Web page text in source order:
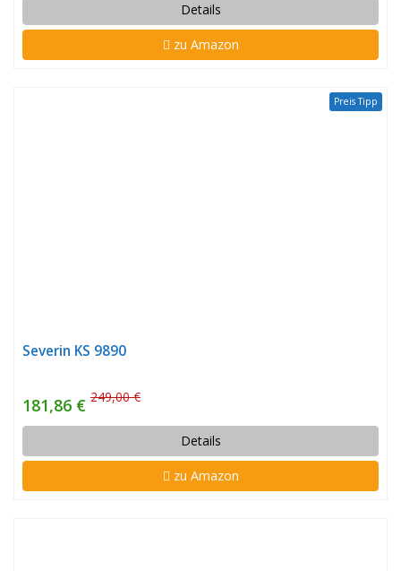
Details
zu Amazon
Preis Tipp
Severin KS 9890
181,86 € 249,00 €
Details
zu Amazon